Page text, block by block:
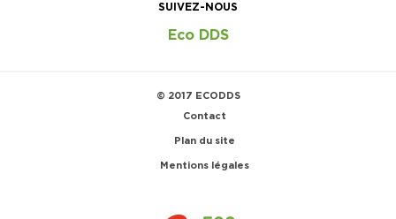
SUIVEZ-NOUS
Eco DDS
© 2017 ECODDS
Contact
Plan du site
Mentions légales